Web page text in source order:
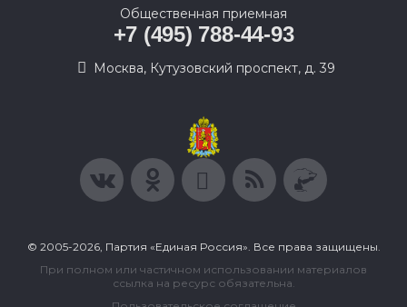
Общественная приемная
+7 (495) 788-44-93
Москва, Кутузовский проспект, д. 39
© 2005-2026, Партия «Единая Россия». Все права защищены.
При полном или частичном использовании материалов
ссылка на ресурс обязательна.